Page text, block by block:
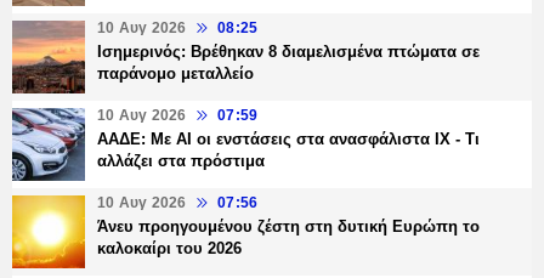
10 Αυγ 2026 08:25
Ισημερινός: Βρέθηκαν 8 διαμελισμένα πτώματα σε
παράνομο μεταλλείο
10 Αυγ 2026 07:59
ΑΑΔΕ: Με ΑΙ οι ενστάσεις στα ανασφάλιστα ΙΧ - Τι
αλλάζει στα πρόστιμα
10 Αυγ 2026 07:56
Άνευ προηγουμένου ζέστη στη δυτική Ευρώπη το
καλοκαίρι του 2026